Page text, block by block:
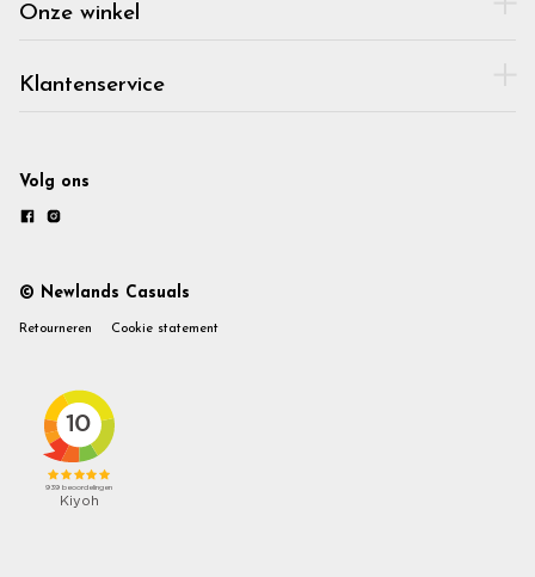
Onze winkel
Klantenservice
Volg ons
© Newlands Casuals
Retourneren Cookie statement